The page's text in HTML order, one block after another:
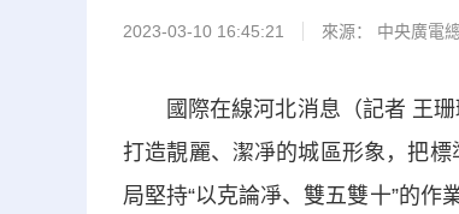
2023-03-10 16:45:21 來源： 中央廣電
國際在線河北消息（記者 王珊
打造靚麗、潔凈的城區形象，把
局堅持“以克論凈、雙五雙十”的作